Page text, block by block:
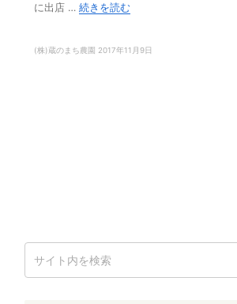
に出店 … 続きを読む
(株)蔵のまち農園 2017年11月9日